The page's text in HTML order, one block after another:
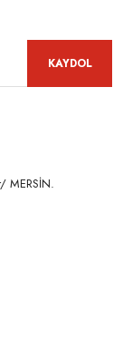
KAYDOL
ㅤ ㅤㅤㅤㅤㅤㅤㅤㅤㅤㅤ